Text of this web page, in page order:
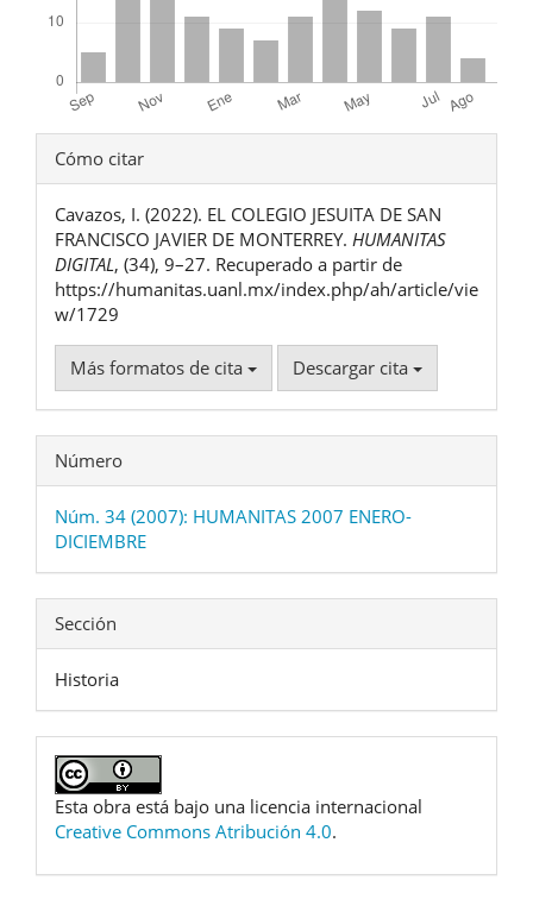
Detalles
del
artículo
Cómo citar
Cavazos, I. (2022). EL COLEGIO JESUITA DE SAN
FRANCISCO JAVIER DE MONTERREY. HUMANITAS
DIGITAL, (34), 9–27. Recuperado a partir de
https://humanitas.uanl.mx/index.php/ah/article/vie
w/1729
Más formatos de cita Descargar cita
Número
Núm. 34 (2007): HUMANITAS 2007 ENERO-
DICIEMBRE
Sección
Historia
Esta obra está bajo una licencia internacional
Creative Commons Atribución 4.0.